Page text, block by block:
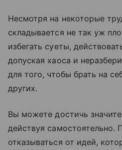
Несмотря на некоторые
складывается не так уж
избегать суеты,
допуская хаоса и
для того, чтобы брать на
других.
Вы можете достичь
действуя самостоятельно.
отказываться от идей,